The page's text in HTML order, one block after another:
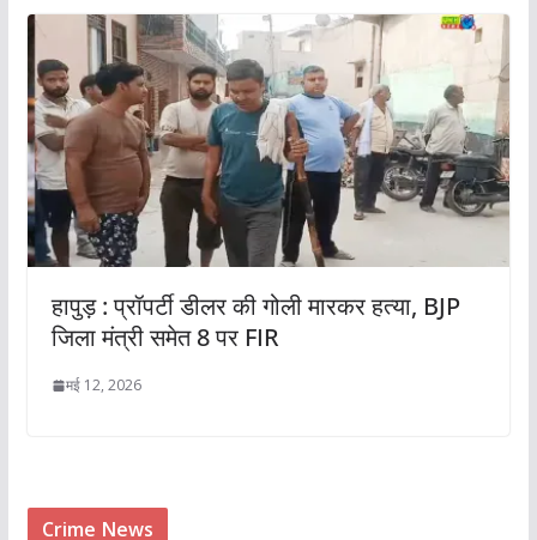
हापुड़ : प्रॉपर्टी डीलर की गोली मारकर हत्या, BJP
जिला मंत्री समेत 8 पर FIR
मई 12, 2026
Crime News